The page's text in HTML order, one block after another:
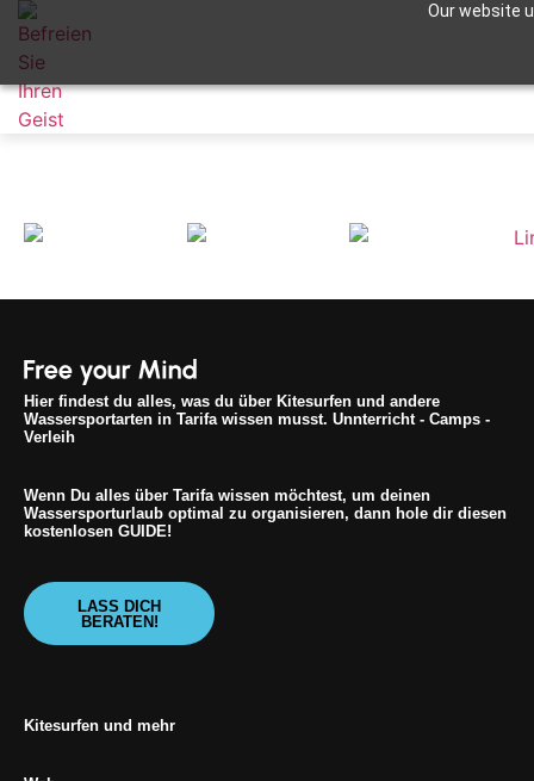
Our website
Apuntame !
Marocco-177
Hier findest du alles, was du über Kitesurfen und andere
Wassersportarten in Tarifa wissen musst. Unnterricht - Camps -
Verleih
Wenn Du alles über Tarifa wissen möchtest, um deinen
Wassersporturlaub optimal zu organisieren, dann hole dir diesen
kostenlosen GUIDE!
LASS DICH
BERATEN!
Kitesurfen und mehr